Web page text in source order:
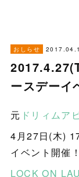
おしらせ
ースデーイ
元 ドリィムア
4月27日(木)
イベント開催！
LOCK ON